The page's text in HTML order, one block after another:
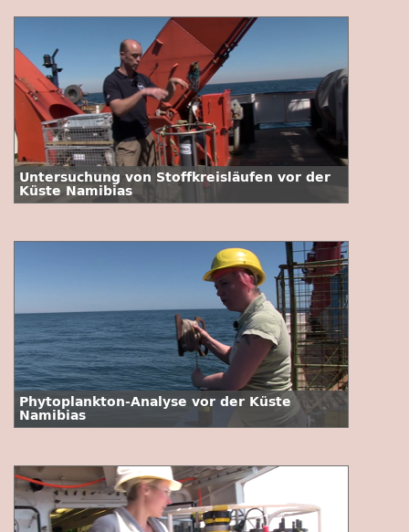
Untersuchung von Stoffkreisläufen vor der
Küste Namibias
Phytoplankton-Analyse vor der Küste
Namibias